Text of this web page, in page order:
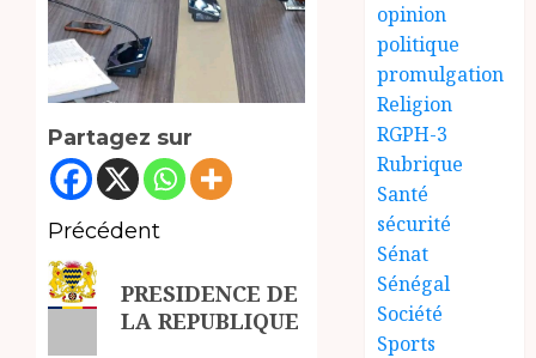
Partagez sur
Navigation
d’article
Précédent
Article
précédent:
PRESIDENCE DE
LA REPUBLIQUE
opinion
politique
promulgation
Religion
RGPH-3
Rubrique
Santé
sécurité
Sénat
Sénégal
Société
Sports